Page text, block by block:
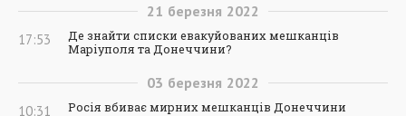
21 березня 2022
17:53
Де знайти списки евакуйованих мешканців
Маріуполя та Донеччини?
03 березня 2022
10:31 Росія вбиває мирних мешканців Донеччини